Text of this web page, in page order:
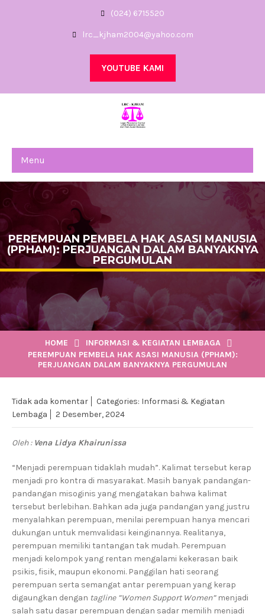
(024) 6715520
lrc_kjham2004@yahoo.com
YOUTUBE KAMI
Menu
PEREMPUAN PEMBELA HAK ASASI MANUSIA
(PPHAM): PERJUANGAN DALAM BANYAKNYA
PERGUMULAN
HOME
INFORMASI & KEGIATAN LEMBAGA
PEREMPUAN PEMBELA HAK ASASI MANUSIA (PPHAM):
PERJUANGAN DALAM BANYAKNYA PERGUMULAN
Tidak ada komentar Categories: Informasi & Kegiatan
Lembaga
2 Desember, 2024
Oleh : Vena Lidya Khairunissa
“Menjadi perempuan tidaklah mudah”. Kalimat tersebut kerap
menjadi pro kontra di masyarakat. Masih banyak pandangan-
pandangan misoginis yang mengatakan bahwa kalimat
tersebut berlebihan. Bahkan ada juga pandangan yang justru
menyalahkan perempuan, menilai perempuan hanya mencari
dukungan untuk memvalidasi keinginannya. Realitanya,
perempuan memiliki tantangan tak mudah. Perempuan
menjadi kelompok yang rentan mengalami kekerasan baik
psikis, fisik, maupun ekonomi. Panggilan hati seorang
perempuan serta semangat antar perempuan yang kerap
digaungkan dengan tagline ”Women Support Women” menjadi
salah satu dasar perempuan dengan sadar memilih menjadi